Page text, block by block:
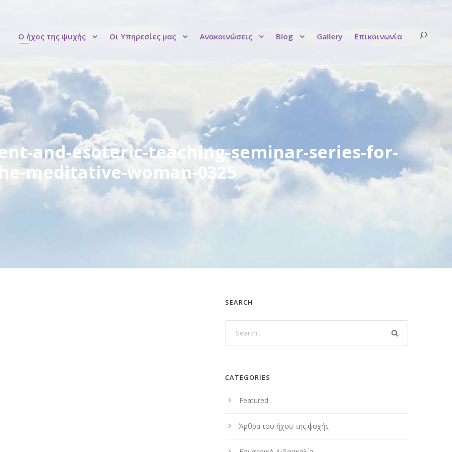
Ο ήχος της ψυχής Οι Υπηρεσίες μας Ανακοινώσεις Blog Gallery Επικοινωνία
and-esoteric-teaching-seminar-series-for-
meditative-woman-0325
SEARCH
CATEGORIES
Featured
Άρθρα του ήχου της ψυχής